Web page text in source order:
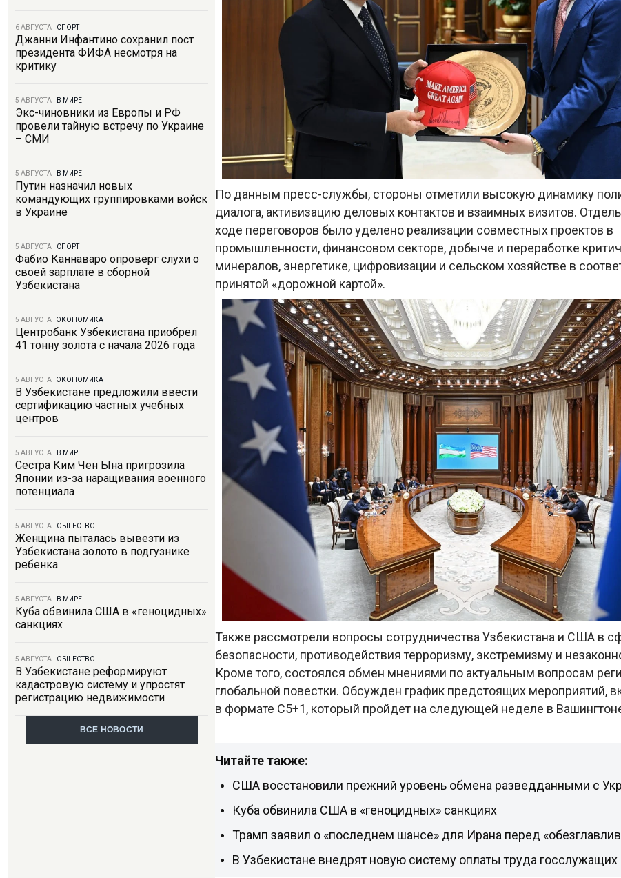
6 АВГУСТА СПОРТ
Джанни Инфантино сохранил пост
президента ФИФА несмотря на
критику
5 АВГУСТА В МИРЕ
Экс-чиновники из Европы и РФ
провели тайную встречу по Украине
– СМИ
5 АВГУСТА В МИРЕ
Путин назначил новых
командующих группировками войск
в Украине
5 АВГУСТА СПОРТ
Фабио Каннаваро опроверг слухи о
своей зарплате в сборной
Узбекистана
5 АВГУСТА ЭКОНОМИКА
Центробанк Узбекистана приобрел
41 тонну золота с начала 2026 года
5 АВГУСТА ЭКОНОМИКА
В Узбекистане предложили ввести
сертификацию частных учебных
центров
5 АВГУСТА В МИРЕ
Сестра Ким Чен Ына пригрозила
Японии из-за наращивания военного
потенциала
5 АВГУСТА ОБЩЕСТВО
Женщина пыталась вывезти из
Узбекистана золото в подгузнике
ребенка
5 АВГУСТА В МИРЕ
Куба обвинила США в «геноцидных»
санкциях
5 АВГУСТА ОБЩЕСТВО
В Узбекистане реформируют
кадастровую систему и упростят
регистрацию недвижимости
ВСЕ НОВОСТИ
По данным пресс-службы, стороны отметили высокую динамику
диалога, активизацию деловых контактов и взаимных визитов.
ходе переговоров было уделено реализации совместных проектов в
промышленности, финансовом секторе, добыче и переработке
минералов, энергетике, цифровизации и сельском хозяйстве в
принятой «дорожной картой».
Также рассмотрели вопросы сотрудничества Узбекистана и США в
безопасности, противодействия терроризму, экстремизму и
Кроме того, состоялся обмен мнениями по актуальным вопросам
глобальной повестки. Обсужден график предстоящих мероприятий,
в формате C5+1, который пройдет на следующей неделе в
Читайте также:
США восстановили прежний уровень обмена разведданными с
Куба обвинила США в «геноцидных» санкциях
Трамп заявил о «последнем шансе» для Ирана перед
В Узбекистане внедрят новую систему оплаты труда госслужащих